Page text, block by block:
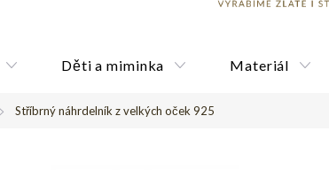
Děti a miminka Materiál
Stříbrný náhrdelník z velkých oček 925